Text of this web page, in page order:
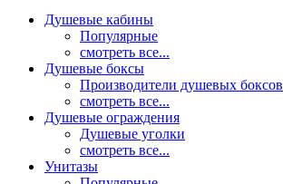
Душевые кабины
Популярные
смотреть все...
Душевые боксы
Производители душевых боксов
смотреть все...
Душевые ограждения
Душевые уголки
смотреть все...
Унитазы